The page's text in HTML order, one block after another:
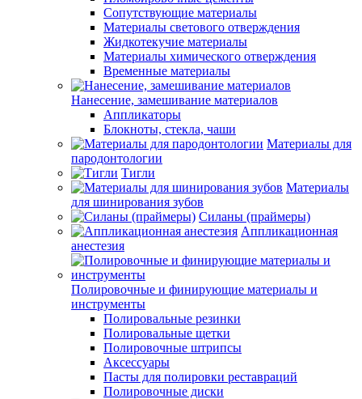
Сопутствующие материалы
Материалы светового отверждения
Жидкотекучие материалы
Материалы химического отверждения
Временные материалы
Нанесение, замешивание материалов
Аппликаторы
Блокноты, стекла, чаши
Материалы для
пародонтологии
Тигли
Материалы
для шинирования зубов
Силаны (праймеры)
Аппликационная
анестезия
Полировочные и финирующие материалы и
инструменты
Полировальные резинки
Полировальные щетки
Полировочные штрипсы
Аксессуары
Пасты для полировки реставраций
Полировочные диски